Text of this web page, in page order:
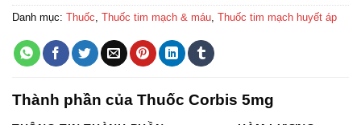
Danh mục: Thuốc Thuốc tim mạch & máu Thuốc tim mạch huyết áp
Thành phần của Thuốc Corbis 5mg